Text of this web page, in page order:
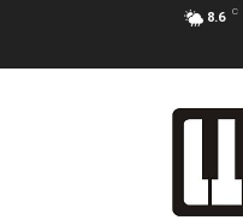
8.6 C